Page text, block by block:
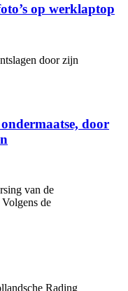
op werklaptop
door zijn
door
van de
de
Rading